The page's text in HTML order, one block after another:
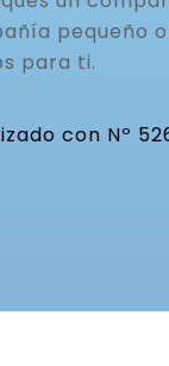
pequeño
para ti.
con Nº